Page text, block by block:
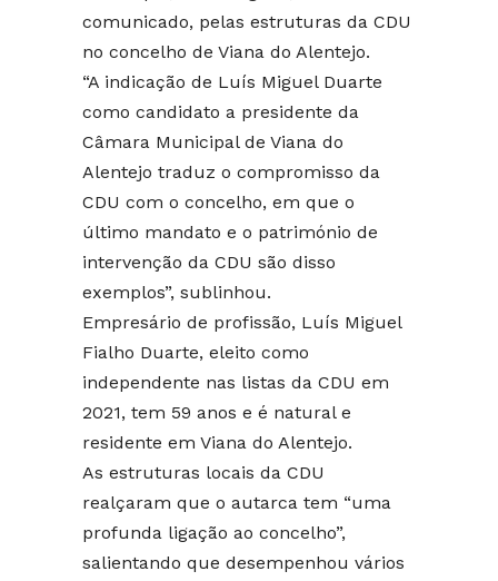
comunicado, pelas estruturas da CDU
no concelho de Viana do Alentejo.
“A indicação de Luís Miguel Duarte
como candidato a presidente da
Câmara Municipal de Viana do
Alentejo traduz o compromisso da
CDU com o concelho, em que o
último mandato e o património de
intervenção da CDU são disso
exemplos”, sublinhou.
Empresário de profissão, Luís Miguel
Fialho Duarte, eleito como
independente nas listas da CDU em
2021, tem 59 anos e é natural e
residente em Viana do Alentejo.
As estruturas locais da CDU
realçaram que o autarca tem “uma
profunda ligação ao concelho”,
salientando que desempenhou vários